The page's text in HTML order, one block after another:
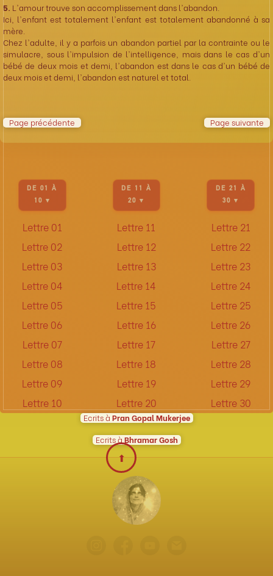
5. L'amour trouve son accomplissement dans l'abandon.
Ici, l'enfant est totalement l'enfant est totalement abandonné à sa
mère.
Chez l'adulte, il y a parfois un abandon partiel par la contrainte ou le
simulacre, sous l'impulsion de l'intelligence, mais dans le cas d'un
bébé de deux mois et demi, l'abandon est dans le cas d'un bébé de
deux mois et demi, l'abandon est naturel et total.
Page précédente Page suivante
DE 01 À
10 ▾
Lettre 01
Lettre 02
Lettre 03
Lettre 04
Lettre 05
Lettre 06
Lettre 07
Lettre 08
Lettre 09
Lettre 10
DE 11 À
20 ▾
Lettre 11
Lettre 12
Lettre 13
Lettre 14
Lettre 15
Lettre 16
Lettre 17
Lettre 18
Lettre 19
Lettre 20
DE 21 À
30 ▾
Lettre 21
Lettre 22
Lettre 23
Lettre 24
Lettre 25
Lettre 26
Lettre 27
Lettre 28
Lettre 29
Lettre 30
Ecrits àPran Gopal Mukerjee
Ecrits àBhramar Gosh
⬆︎